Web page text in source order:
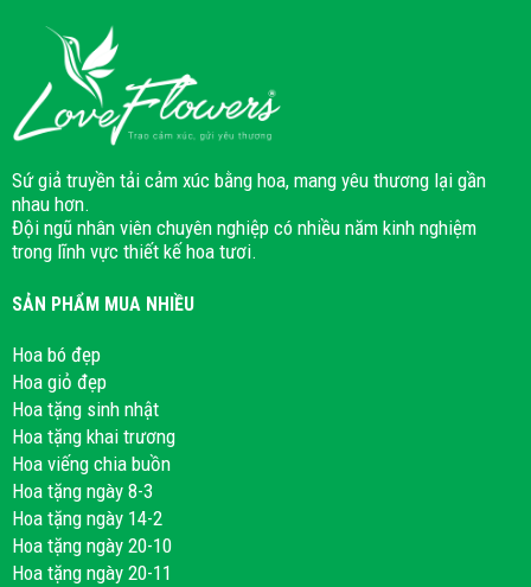
Sứ giả truyền tải cảm xúc bằng hoa, mang yêu thương lại gần
nhau hơn.
Đội ngũ nhân viên chuyên nghiệp có nhiều năm kinh nghiệm
trong lĩnh vực thiết kế hoa tươi.
SẢN PHẨM MUA NHIỀU
Hoa bó đẹp
Hoa giỏ đẹp
Hoa tặng sinh nhật
Hoa tặng khai trương
Hoa viếng chia buồn
Hoa tặng ngày 8-3
Hoa tặng ngày 14-2
Hoa tặng ngày 20-10
Hoa tặng ngày 20-11